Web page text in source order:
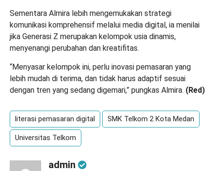
Sementara Almira lebih mengemukakan strategi
komunikasi komprehensif melalui media digital, ia menilai
jika Generasi Z merupakan kelompok usia dinamis,
menyenangi perubahan dan kreatifitas.
“Menyasar kelompok ini, perlu inovasi pemasaran yang
lebih mudah di terima, dan tidak harus adaptif sesuai
dengan tren yang sedang digemari,” pungkas Almira. (Red)
literasi pemasaran digital SMK Telkom 2 Kota Medan
Universitas Telkom
admin